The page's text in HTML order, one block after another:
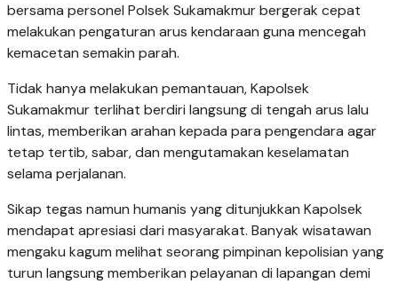
bersama personel Polsek Sukamakmur bergerak cepat
melakukan pengaturan arus kendaraan guna mencegah
kemacetan semakin parah.
Tidak hanya melakukan pemantauan, Kapolsek
Sukamakmur terlihat berdiri langsung di tengah arus lalu
lintas, memberikan arahan kepada para pengendara agar
tetap tertib, sabar, dan mengutamakan keselamatan
selama perjalanan.
Sikap tegas namun humanis yang ditunjukkan Kapolsek
mendapat apresiasi dari masyarakat. Banyak wisatawan
mengaku kagum melihat seorang pimpinan kepolisian yang
turun langsung memberikan pelayanan di lapangan demi